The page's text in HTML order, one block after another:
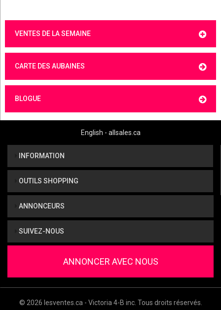
VENTES DE LA SEMAINE
CARTE DES AUBAINES
BLOGUE
English - allsales.ca
INFORMATION
OUTILS SHOPPING
ANNONCEURS
SUIVEZ-NOUS
ANNONCER AVEC NOUS
© 2026 lesventes.ca - Victoria 4-B inc. Tous droits réservés.